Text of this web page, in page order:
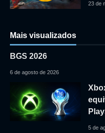
23 de
Mais visualizados
BGS 2026
6 de agosto de 2026
5 de